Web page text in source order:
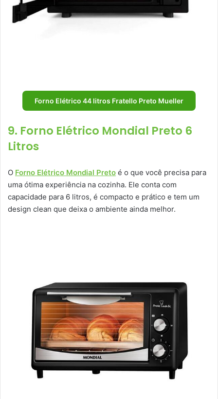
Forno Elétrico 44 litros Fratello Preto Mueller
9. Forno Elétrico Mondial Preto 6
Litros
O Forno Elétrico Mondial Preto é o que você precisa para
uma ótima experiência na cozinha. Ele conta com
capacidade para 6 litros, é compacto e prático e tem um
design clean que deixa o ambiente ainda melhor.